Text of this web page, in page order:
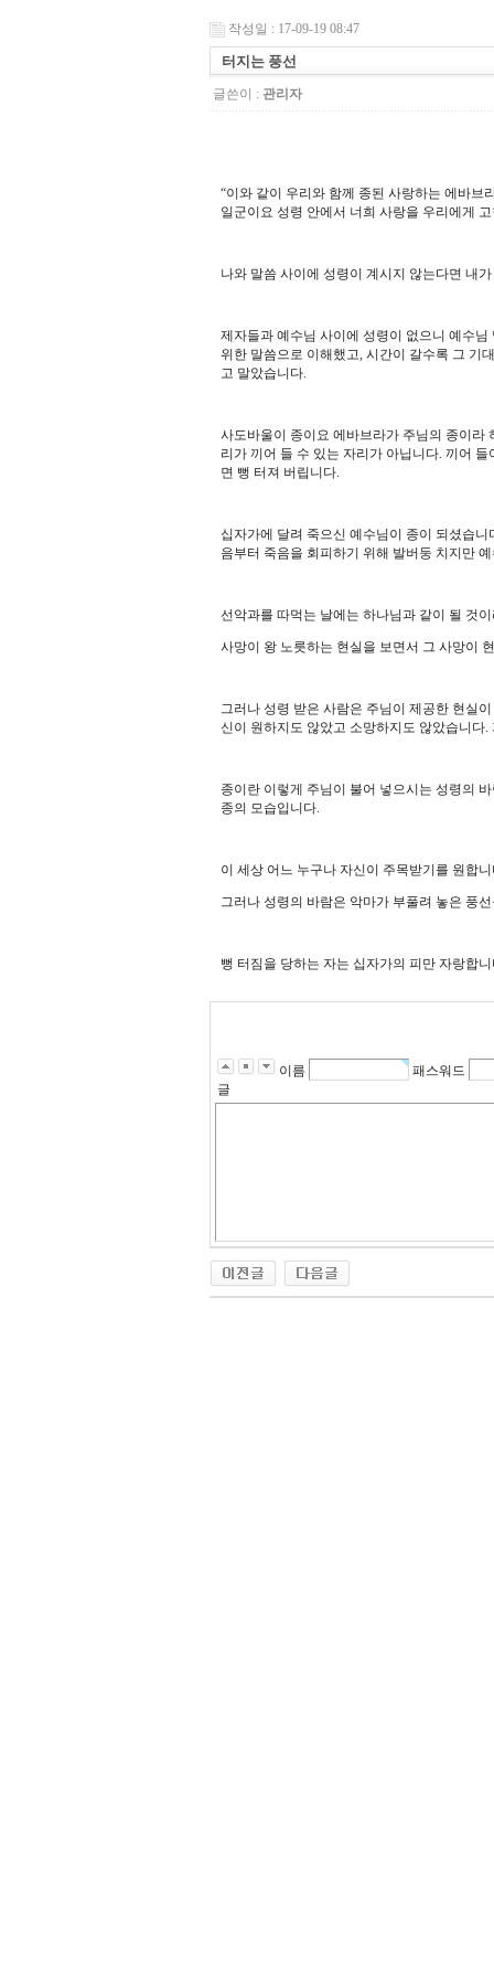
작성일 : 17-09-19 08:47
터지는 풍선
글쓴이 : 관리자
“이와 같이 우리와 함께 종된 사랑하는 에바브
일군이요 성령 안에서 너희 사랑을 우리에게
나와 말씀 사이에 성령이 계시지 않는다면 내
제자들과 예수님 사이에 성령이 없으니 예수
위한 말씀으로 이해했고, 시간이 갈수록 그 기
고 말았습니다.
사도바울이 종이요 에바브라가 주님의 종이라
리가 끼어 들 수 있는 자리가 아닙니다. 끼어 들
면 뻥 터져 버립니다.
십자가에 달려 죽으신 예수님이 종이 되셨습니
음부터 죽음을 회피하기 위해 발버둥 치지만
선악과를 따먹는 날에는 하나님과 같이 될 것
사망이 왕 노릇하는 현실을 보면서 그 사망이
그러나 성령 받은 사람은 주님이 제공한 현실
신이 원하지도 않았고 소망하지도 않았습니다.
종이란 이렇게 주님이 불어 넣으시는 성령의
종의 모습입니다.
이 세상 어느 누구나 자신이 주목받기를 원합
그러나 성령의 바람은 악마가 부풀려 놓은 풍
뻥 터짐을 당하는 자는 십자가의 피만 자랑합
이름
패스워드
글